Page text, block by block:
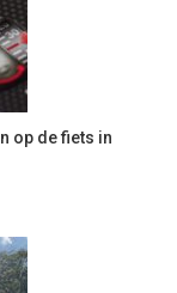
op de fiets in